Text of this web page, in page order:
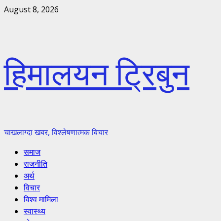
Skip
August 8, 2026
हिमालयन ट्रिबुन
चाखलाग्दा खबर, विश्लेषणात्मक बिचार
Primary
Menu
समाज
राजनीति
अर्थ
विचार
विश्व मामिला
स्वास्थ्य